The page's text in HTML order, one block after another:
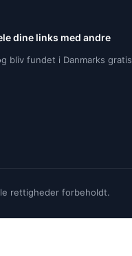
dine links med andre
bliv fundet i Danmarks gratis
rettigheder forbeholdt.